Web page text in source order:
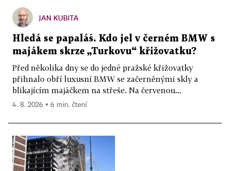
JAN KUBITA
Hledá se papaláš. Kdo jel v černém BMW s
majákem skrze „Turkovu“ křižovatku?
Před několika dny se do jedné pražské křižovatky
přihnalo obří luxusní BMW se začerněnými skly a
blikajícím majáčkem na střeše. Na červenou...
4. 8. 2026 ▪ 6 min. čtení